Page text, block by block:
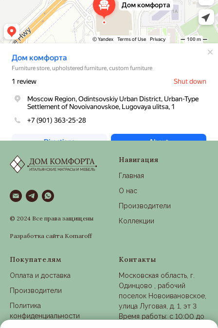
© 2024 Все права защищены
Разработка сайта Komaroff
Навигация
Главная
О нас
Производители
Коллекции
Покупателям
Оплата и доставка
Производители
Политика
конфиденциальности
Контакты
Московская область, г.
Одинцово , рабочий
поселок Новоивановское,
улица Луговая, д. 1, эт 3
Время работы: с 10:00 до